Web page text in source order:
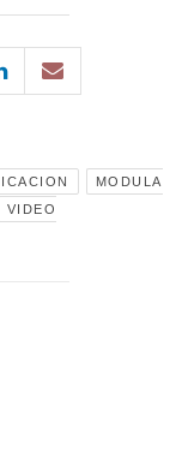
MODULA
VIDEO